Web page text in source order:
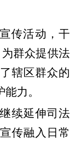
传活动，干
群众提供法
辖区群众的
力。
续延伸司法
传融入日常